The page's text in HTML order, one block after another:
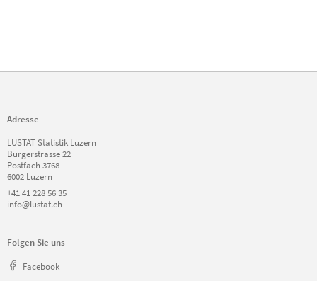
Adresse
LUSTAT Statistik Luzern
Burgerstrasse 22
Postfach 3768
6002 Luzern
+41 41 228 56 35
info@lustat.ch
Folgen Sie uns
Facebook